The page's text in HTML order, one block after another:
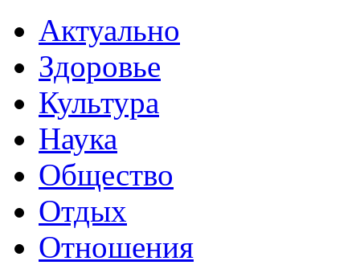
Актуально
Здоровье
Культура
Наука
Общество
Отдых
Отношения